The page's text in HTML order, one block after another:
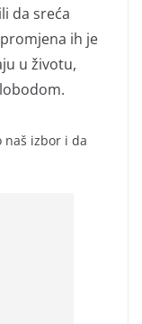
da sreća
ih je
u životu,
naš izbor i da